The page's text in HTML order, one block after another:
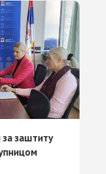
заштиту